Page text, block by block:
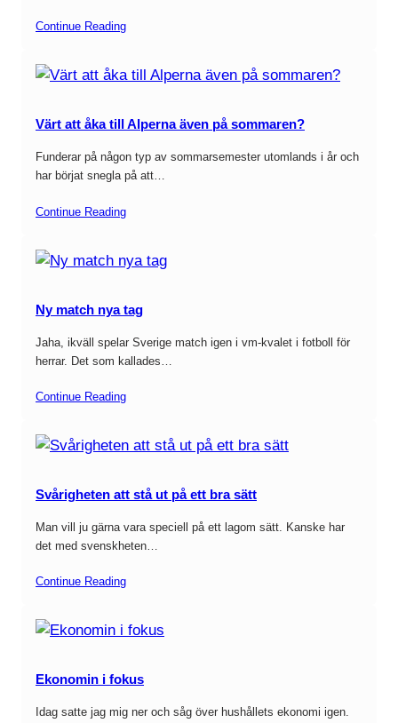
Continue Reading
Värt att åka till Alperna även på sommaren?
Funderar på någon typ av sommarsemester utomlands i år och
har börjat snegla på att…
Continue Reading
Ny match nya tag
Jaha, ikväll spelar Sverige match igen i vm-kvalet i fotboll för
herrar. Det som kallades…
Continue Reading
Svårigheten att stå ut på ett bra sätt
Man vill ju gärna vara speciell på ett lagom sätt. Kanske har
det med svenskheten…
Continue Reading
Ekonomin i fokus
Idag satte jag mig ner och såg över hushållets ekonomi igen.